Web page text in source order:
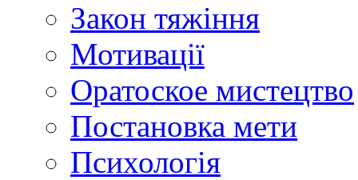
Закон тяжіння
Мотивації
Оратоское мистецтво
Постановка мети
Психологія